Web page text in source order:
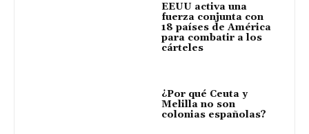
EEUU activa una
fuerza conjunta con
18 países de América
para combatir a los
cárteles
¿Por qué Ceuta y
Melilla no son
colonias españolas?